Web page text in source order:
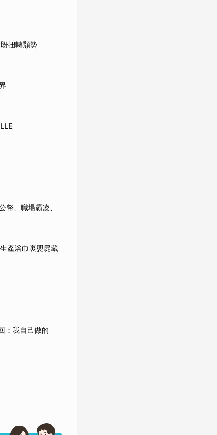
扭轉頹勢
、職場霸凌、
產浴巾裹嬰屍藏
：我自己做的